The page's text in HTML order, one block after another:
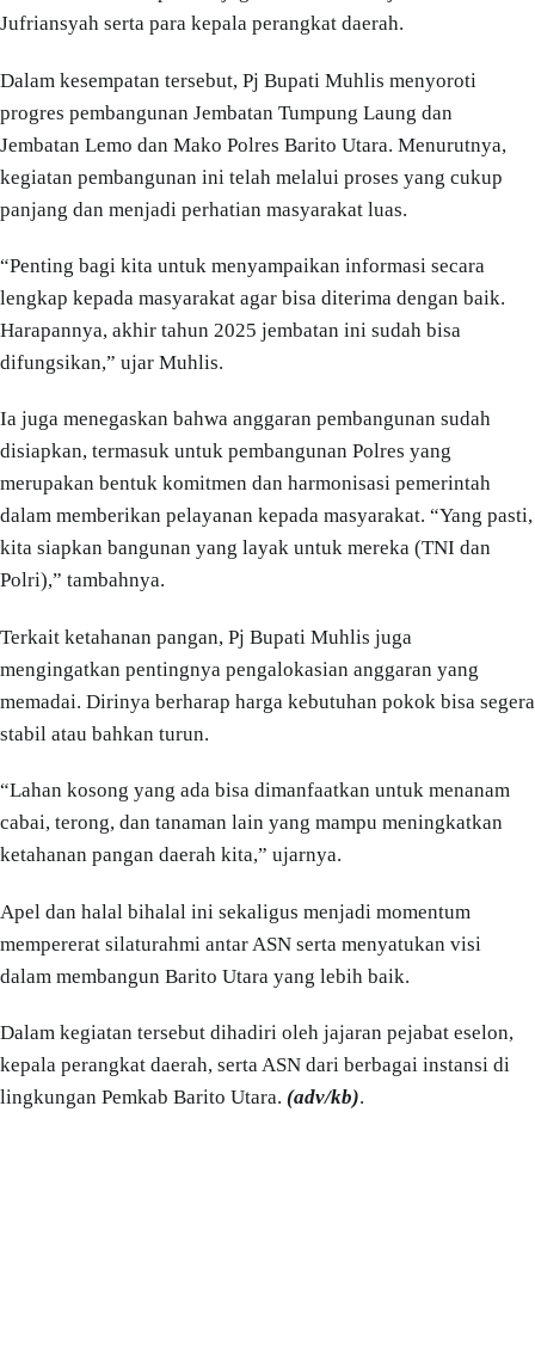
Jufriansyah serta para kepala perangkat daerah.
Dalam kesempatan tersebut, Pj Bupati Muhlis menyoroti
progres pembangunan Jembatan Tumpung Laung dan
Jembatan Lemo dan Mako Polres Barito Utara. Menurutnya,
kegiatan pembangunan ini telah melalui proses yang cukup
panjang dan menjadi perhatian masyarakat luas.
“Penting bagi kita untuk menyampaikan informasi secara
lengkap kepada masyarakat agar bisa diterima dengan baik.
Harapannya, akhir tahun 2025 jembatan ini sudah bisa
difungsikan,” ujar Muhlis.
Ia juga menegaskan bahwa anggaran pembangunan sudah
disiapkan, termasuk untuk pembangunan Polres yang
merupakan bentuk komitmen dan harmonisasi pemerintah
dalam memberikan pelayanan kepada masyarakat. “Yang pasti,
kita siapkan bangunan yang layak untuk mereka (TNI dan
Polri),” tambahnya.
Terkait ketahanan pangan, Pj Bupati Muhlis juga
mengingatkan pentingnya pengalokasian anggaran yang
memadai. Dirinya berharap harga kebutuhan pokok bisa segera
stabil atau bahkan turun.
“Lahan kosong yang ada bisa dimanfaatkan untuk menanam
cabai, terong, dan tanaman lain yang mampu meningkatkan
ketahanan pangan daerah kita,” ujarnya.
Apel dan halal bihalal ini sekaligus menjadi momentum
mempererat silaturahmi antar ASN serta menyatukan visi
dalam membangun Barito Utara yang lebih baik.
Dalam kegiatan tersebut dihadiri oleh jajaran pejabat eselon,
kepala perangkat daerah, serta ASN dari berbagai instansi di
lingkungan Pemkab Barito Utara. (adv/kb).